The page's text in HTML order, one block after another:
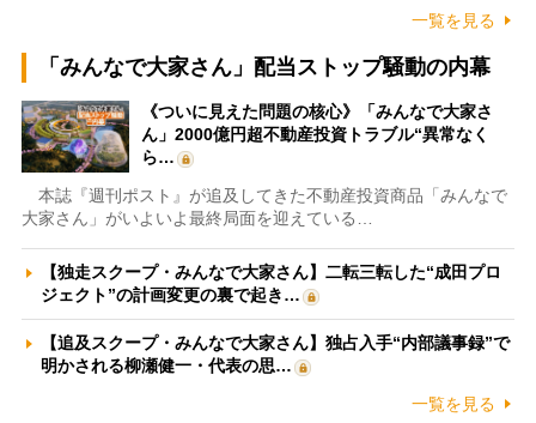
一覧を見る
「みんなで大家さん」配当ストップ騒動の内幕
《ついに見えた問題の核心》「みんなで大家さ
ん」2000億円超不動産投資トラブル“異常なく
ら…
本誌『週刊ポスト』が追及してきた不動産投資商品「みんなで
大家さん」がいよいよ最終局面を迎えている…
【独走スクープ・みんなで大家さん】二転三転した“成田プロ
ジェクト”の計画変更の裏で起き…
【追及スクープ・みんなで大家さん】独占入手“内部議事録”で
明かされる柳瀬健一・代表の思…
一覧を見る